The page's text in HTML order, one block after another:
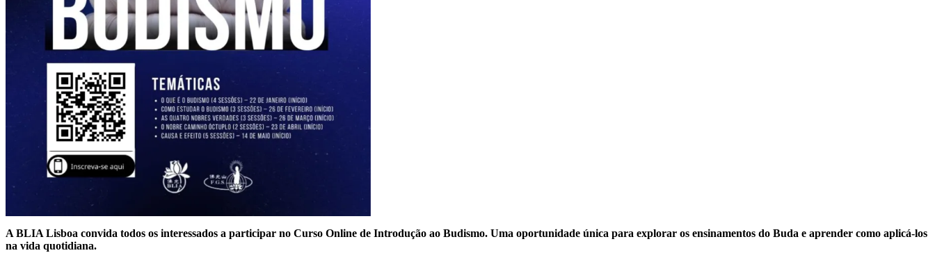
A BLIA Lisboa convida todos os interessados a participar no Curso Online de Introdução ao Budismo. Uma oportunidade única para explorar os ensinamentos do Buda e aprender como aplicá-los
na vida quotidiana.